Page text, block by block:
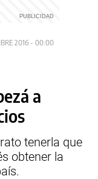
2016 - 00:00
a
tenerla que
obtener la